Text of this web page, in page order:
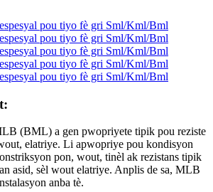
(BML) a gen pwopriyete tipik pou reziste
elatriye. Li apwopriye pou kondisyon
pon, wout, tinèl ak rezistans tipik
asid, sèl wout elatriye. Anplis de sa, MLB
anba tè.